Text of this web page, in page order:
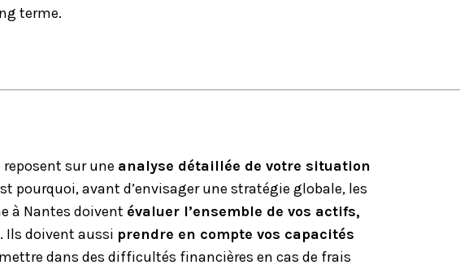
terme.
sur une analyse détaillée de votre situation
pourquoi, avant d’envisager une stratégie globale, les
à Nantes doivent évaluer l’ensemble de vos actifs,
. Ils doivent aussi prendre en compte vos capacités
dans des difficultés financières en cas de frais